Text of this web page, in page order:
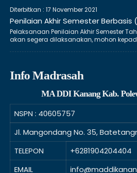
Diterbitkan : 17 November 2021
Penilaian Akhir Semester Berbasis
Pelaksanaan Penilaian Akhir Semester
akan segera dilaksanakan, mohon
Info Madrasah
MA DDI Kanang Kab.
NSPN : 40605757
Jl. Mangondang No. 35,
TELEPON
+6281904204404
EMAIL